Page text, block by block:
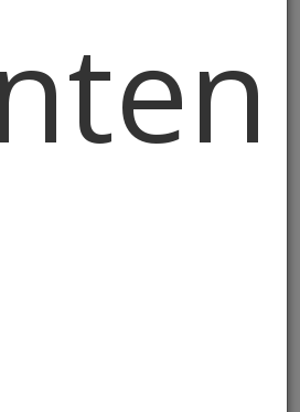
Servono
casa?" Sembra